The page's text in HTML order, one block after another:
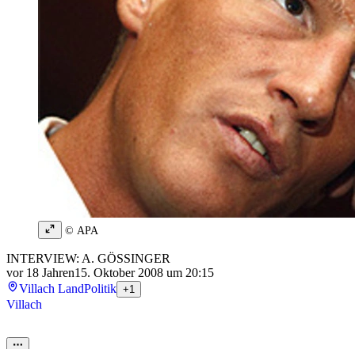
© APA
INTERVIEW: A. GÖSSINGER
vor 18 Jahren15. Oktober 2008 um 20:15
Villach LandPolitik +1
Villach